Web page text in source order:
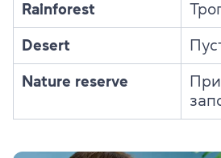
Rainforest
Desert
Nature reserve